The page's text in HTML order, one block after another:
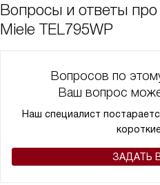
Вопросы и ответы
Miele TEL795WP
Вопросов по
Ваш вопрос
Наш специалист
ЗАДАТЬ